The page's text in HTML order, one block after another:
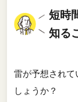
短時
知る
雷が予想されて
しょうか？